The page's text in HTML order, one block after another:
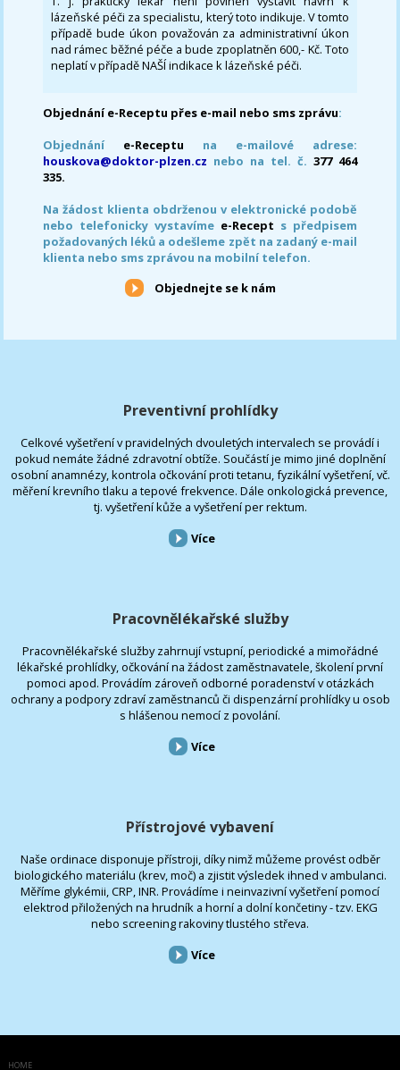
lázeňské péči za specialistu, který toto indikuje. V tomto
případě bude úkon považován za administrativní úkon
nad rámec běžné péče a bude zpoplatněn 600,- Kč. Toto
neplatí v případě NAŠÍ indikace k lázeňské péči.
Objednání e-Receptu přes e-mail nebo sms zprávu:
Objednání e-Receptu na e-mailové adrese:
houskova@doktor-plzen.cz nebo na tel. č. 377 464
335.
Na žádost klienta obdrženou v elektronické podobě
nebo telefonicky vystavíme e-Recept s předpisem
požadovaných léků a odešleme zpět na zadaný e-mail
klienta nebo sms zprávou na mobilní telefon.
Objednejte se k nám
Preventivní prohlídky
Celkové vyšetření v pravidelných dvouletých intervalech se provádí i
pokud nemáte žádné zdravotní obtíže. Součástí je mimo jiné doplnění
osobní anamnézy, kontrola očkování proti tetanu, fyzikální vyšetření, vč.
měření krevního tlaku a tepové frekvence. Dále onkologická prevence,
tj. vyšetření kůže a vyšetření per rektum.
Více
Pracovnělékařské služby
Pracovnělékařské služby zahrnují vstupní, periodické a mimořádné
lékařské prohlídky, očkování na žádost zaměstnavatele, školení první
pomoci apod. Provádím zároveň odborné poradenství v otázkách
ochrany a podpory zdraví zaměstnanců či dispenzární prohlídky u osob
s hlášenou nemocí z povolání.
Více
Přístrojové vybavení
Naše ordinace disponuje přístroji, díky nimž můžeme provést odběr
biologického materiálu (krev, moč) a zjistit výsledek ihned v ambulanci.
Měříme glykémii, CRP, INR. Provádíme i neinvazivní vyšetření pomocí
elektrod přiložených na hrudník a horní a dolní končetiny - tzv. EKG
nebo screening rakoviny tlustého střeva.
Více
HOME